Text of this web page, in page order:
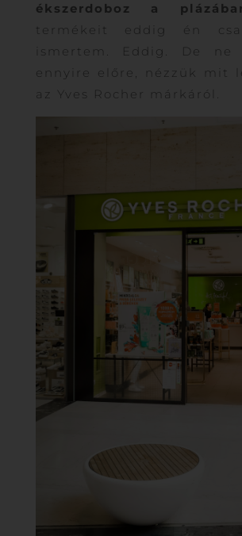
ékszerdoboz a
termékeit eddig én
ismertem. Eddig. De ne
ennyire előre, nézzük mit
az Yves Rocher márkáról.